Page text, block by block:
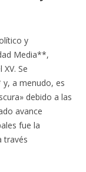
y
Media**,
Se
a menudo, es
debido a las
avance
fue la
través